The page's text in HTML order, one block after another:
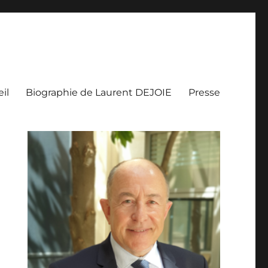
Biographie de Laurent DEJOIE Presse